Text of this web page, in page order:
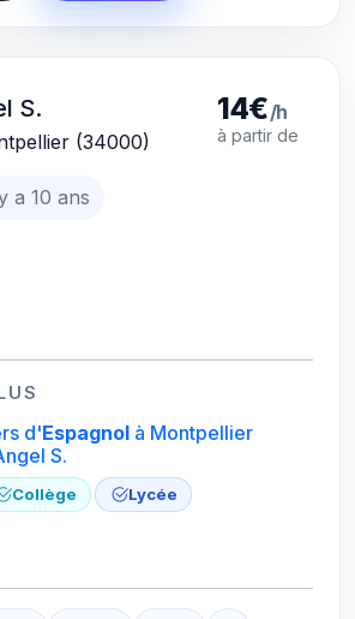
S.
(34000)
a 10 ans
14€/h
à partir de
d'Espagnolà Montpellier
S.
Collège Lycée